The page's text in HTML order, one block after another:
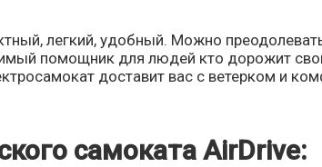
легкий, удобный. Можно
помощник для людей кто дорожит
доставит вас с ветерком и
самоката AirDrive: